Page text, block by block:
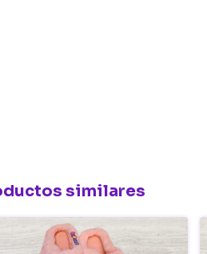
similares